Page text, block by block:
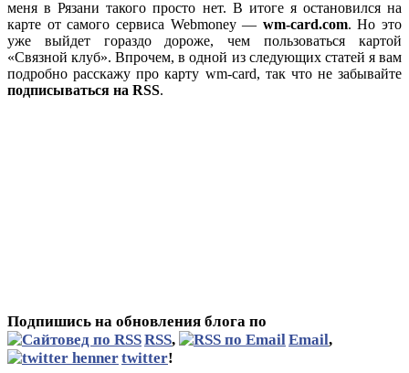
меня в Рязани такого просто нет. В итоге я остановился на
карте от самого сервиса Webmoney — wm-card.com. Но это
уже выйдет гораздо дороже, чем пользоваться картой
«Связной клуб». Впрочем, в одной из следующих статей я вам
подробно расскажу про карту wm-card, так что не забывайте
подписываться на RSS.
Подпишись на обновления блога по
RSS, Email,
twitter!